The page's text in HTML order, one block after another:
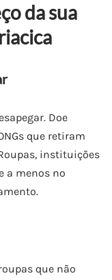
da sua
Doe
que retiram
instituições
a menos no
que não